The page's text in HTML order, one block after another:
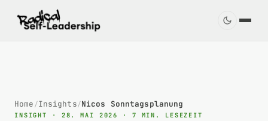
Home /Insights /Nicos Sonntagsplanung
INSIGHT · 28. MAI 2026 · 7 MIN. LESEZEIT